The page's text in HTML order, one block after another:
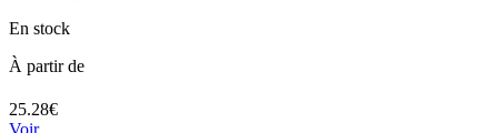
En stock
À partir de
25.28€
Voir